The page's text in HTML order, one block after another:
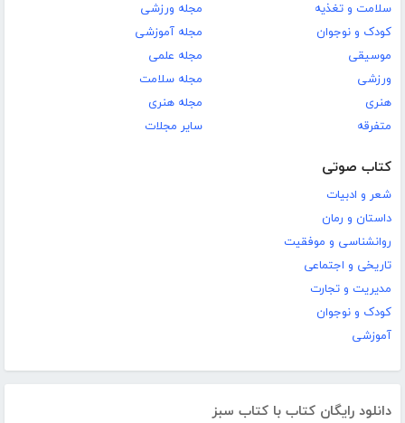
سلامت و تغذیه
کودک و نوجوان
موسیقی
ورزشی
هنری
متفرقه
مجله ورزشی
مجله آموزشی
مجله علمی
مجله سلامت
مجله هنری
سایر مجلات
کتاب صوتی
شعر و ادبیات
داستان و رمان
روانشناسی و موفقیت
تاریخی و اجتماعی
مدیریت و تجارت
کودک و نوجوان
آموزشی
دانلود رایگان کتاب با کتاب سبز